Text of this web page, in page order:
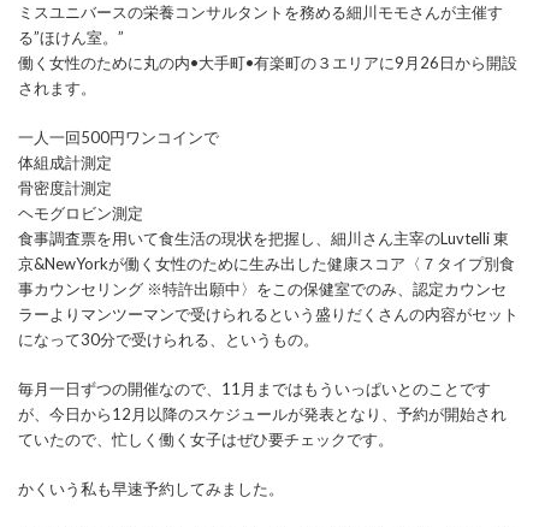
ミスユニバースの栄養コンサルタントを務める細川モモさんが主催す
る”ほけん室。”
働く女性のために丸の内•大手町•有楽町の３エリアに9月26日から開設
されます。
一人一回500円ワンコインで
体組成計測定
骨密度計測定
ヘモグロビン測定
食事調査票を用いて食生活の現状を把握し、細川さん主宰のLuvtelli 東
京&NewYorkが働く女性のために生み出した健康スコア〈７タイプ別食
事カウンセリング ※特許出願中〉をこの保健室でのみ、認定カウンセ
ラーよりマンツーマンで受けられるという盛りだくさんの内容がセット
になって30分で受けられる、というもの。
毎月一日ずつの開催なので、11月まではもういっぱいとのことです
が、今日から12月以降のスケジュールが発表となり、予約が開始され
ていたので、忙しく働く女子はぜひ要チェックです。
かくいう私も早速予約してみました。